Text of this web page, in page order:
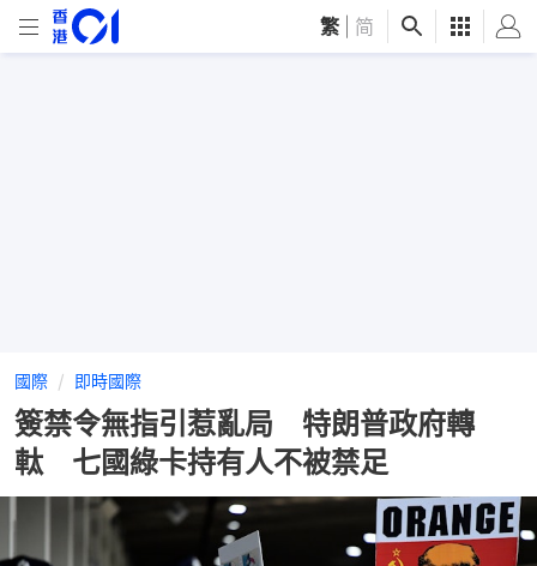
繁 简
國際 即時國際
簽禁令無指引惹亂局 特朗普政府轉
軚 七國綠卡持有人不被禁足